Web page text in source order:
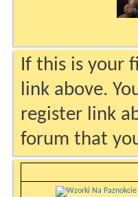
If this is your
link above.
register link
forum that